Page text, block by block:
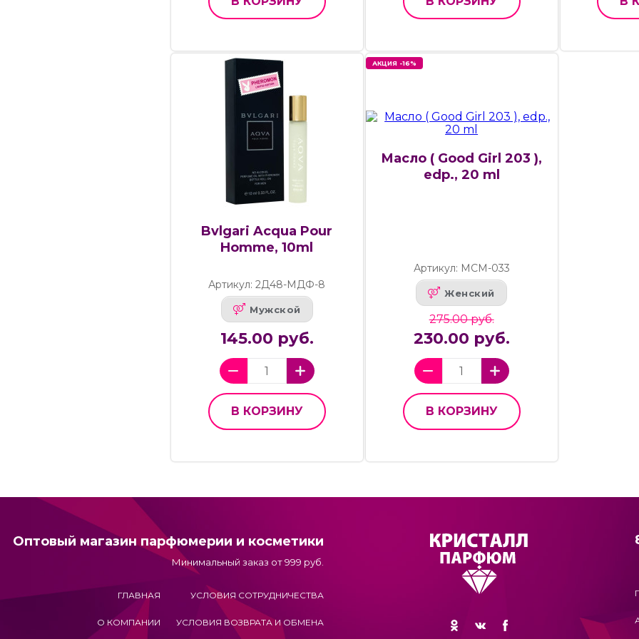
Bvlgari Acqua Pour
Homme, 10ml
Артикул: 2Д48-МДФ-8
Мужской
145.00 руб.
В КОРЗИНУ
АКЦИЯ -16%
Масло ( Good Girl 203 ),
edp., 20 ml
Артикул: МСМ-033
Женский
275.00 руб.
230.00 руб.
В КОРЗИНУ
Оптовый магазин парфюмерии и косметики
Минимальный заказ от 999 руб.
ГЛАВНАЯ
О КОМПАНИИ
УСЛОВИЯ СОТРУДНИЧЕСТВА
УСЛОВИЯ ВОЗВРАТА И ОБМЕНА